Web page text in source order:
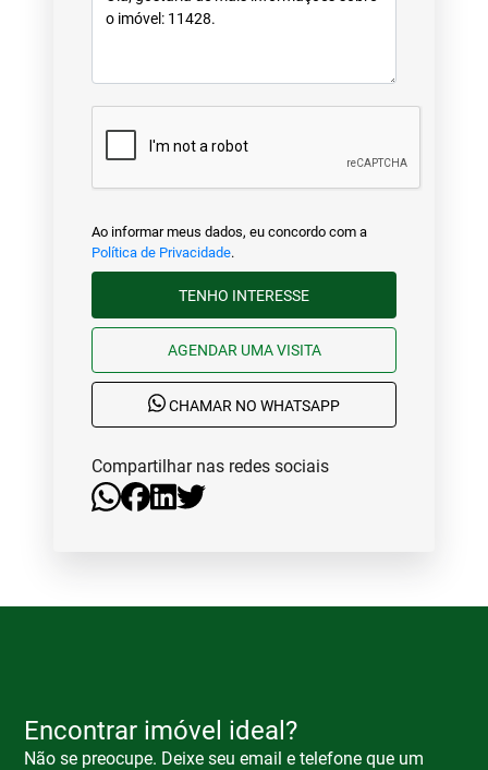
Ao informar meus dados, eu concordo com a
Política de Privacidade.
TENHO INTERESSE
AGENDAR UMA VISITA
CHAMAR NO WHATSAPP
Compartilhar nas redes sociais
Encontrar imóvel ideal?
Não se preocupe. Deixe seu email e telefone que um